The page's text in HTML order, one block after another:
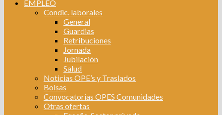
EMPLEO
Condic. laborales
General
Guardias
Retribuciones
Jornada
Jubilación
Salud
Noticias OPE’s y Traslados
Bolsas
Convocatorias OPES Comunidades
Otras ofertas